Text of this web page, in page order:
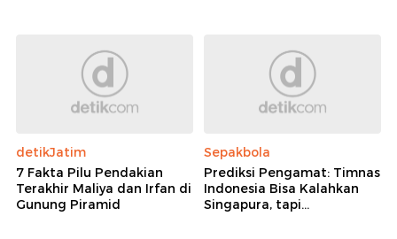
detikJatim
7 Fakta Pilu Pendakian
Terakhir Maliya dan Irfan di
Gunung Piramid
Sepakbola
Prediksi Pengamat: Timnas
Indonesia Bisa Kalahkan
Singapura, tapi...